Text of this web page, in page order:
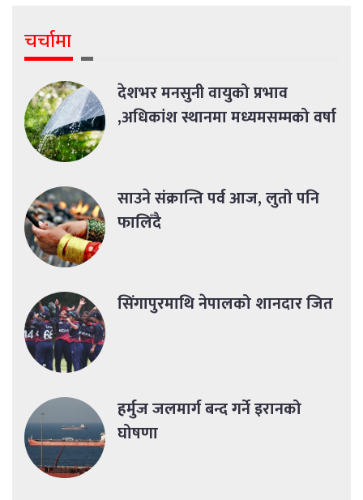
चर्चामा
देशभर मनसुनी वायुको प्रभाव
,अधिकांश स्थानमा मध्यमसम्मको वर्षा
साउने संक्रान्ति पर्व आज, लुतो पनि
फालिँदै
सिंगापुरमाथि नेपालको शानदार जित
हर्मुज जलमार्ग बन्द गर्ने इरानको
घोषणा